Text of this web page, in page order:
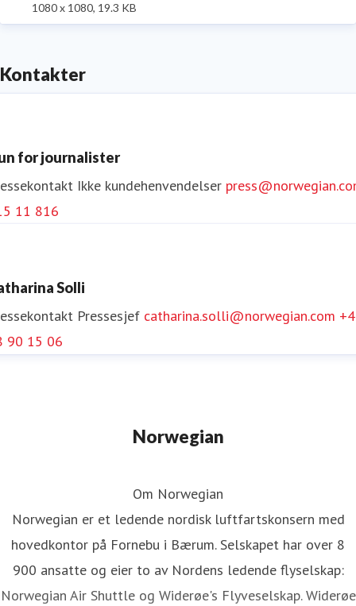
1080 x 1080, 19.3 KB
Kontakter
for journalister
Ikke kundehenvendelser
11 816
Solli
Pressesjef catharina.solli@norwegian.com
90 15 06
Norwegian
Om Norwegian
Norwegian er et ledende nordisk luftfartskonsern med
hovedkontor på Fornebu i Bærum. Selskapet har over 8
900 ansatte og eier to av Nordens ledende flyselskap:
Norwegian Air Shuttle og Widerøe's Flyveselskap. Widerøe